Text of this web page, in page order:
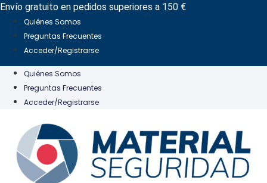
Ir
contenido
Envío gratuito en pedidos superiores a 150 €
Quiénes Somos
Preguntas Frecuentes
Acceder/Registrarse
Quiénes Somos
Preguntas Frecuentes
Acceder/Registrarse